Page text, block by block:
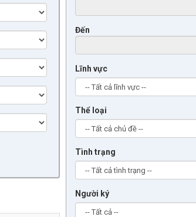
Đến
Lĩnh vực
Thể loại
Tình trạng
Người ký